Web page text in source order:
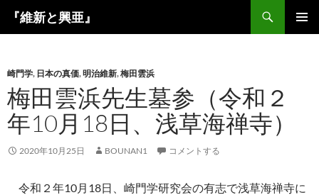
ツ
へ
ス
キ
『維新と興亜』
崎門学, 日本の真価,明治維新,梅田雲浜
梅田雲浜先生墓参（令和２
年10月18日、浅草海禅寺）
2020年10月25日 BOUNAN1 コメントする
令和２年10月18日、崎門学研究会の有志で浅草海禅寺に